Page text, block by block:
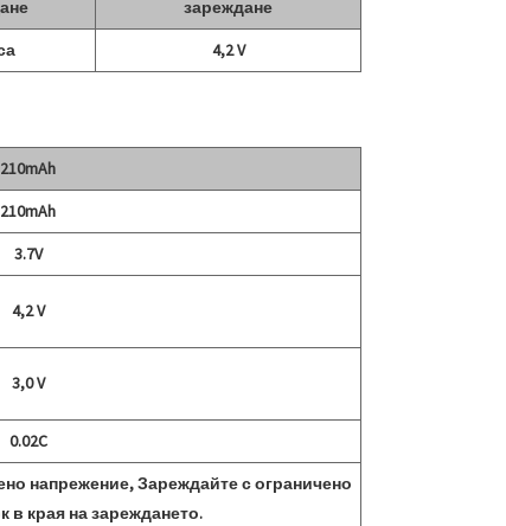
зареждане
4,2 V
210mAh
210mAh
3.7V
4,2 V
3,0 V
0.02C
напрежение, Зареждайте с ограничено
в края на зареждането.